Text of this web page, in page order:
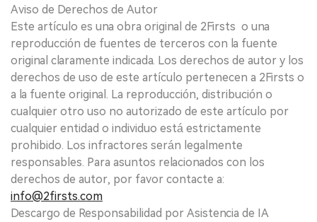
Aviso de Derechos de Autor
Este artículo es una obra original de 2Firsts o una
reproducción de fuentes de terceros con la fuente
original claramente indicada. Los derechos de autor y los
derechos de uso de este artículo pertenecen a 2Firsts o
a la fuente original. La reproducción, distribución o
cualquier otro uso no autorizado de este artículo por
cualquier entidad o individuo está estrictamente
prohibido. Los infractores serán legalmente
responsables. Para asuntos relacionados con los
derechos de autor, por favor contacte a:
info@2firsts.com
Descargo de Responsabilidad por Asistencia de IA